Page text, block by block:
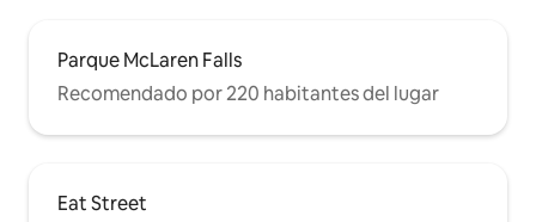
Parque McLaren Falls
Recomendado por 220 habitantes del lugar
Eat Street